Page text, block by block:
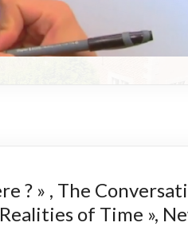
? » , The
of Time »,